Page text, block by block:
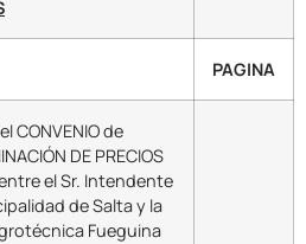
PAGINA
el CONVENIO de
DE PRECIOS
el Sr. Intendente
de Salta y la
Fueguina